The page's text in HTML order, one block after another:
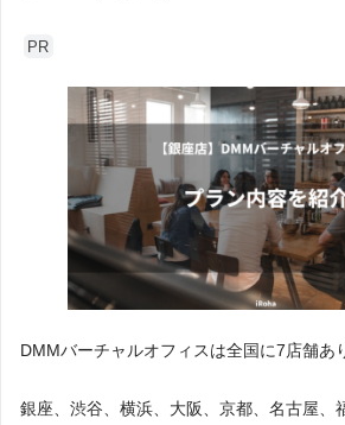
PR
DMMバーチャルオフィスは全国に7店舗あ
銀座、渋谷、横浜、大阪、京都、名古屋、